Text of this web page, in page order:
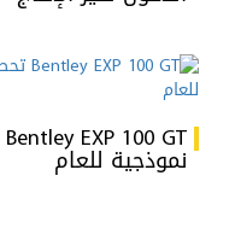
نموذجية للعام